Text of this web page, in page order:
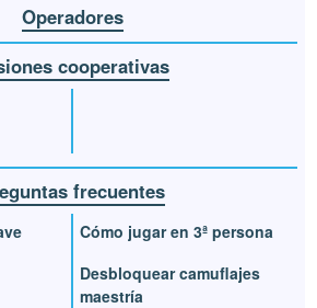
Operadores
cooperativas
frecuentes
Cómo jugar en 3ª persona
Desbloquear camuflajes
maestría